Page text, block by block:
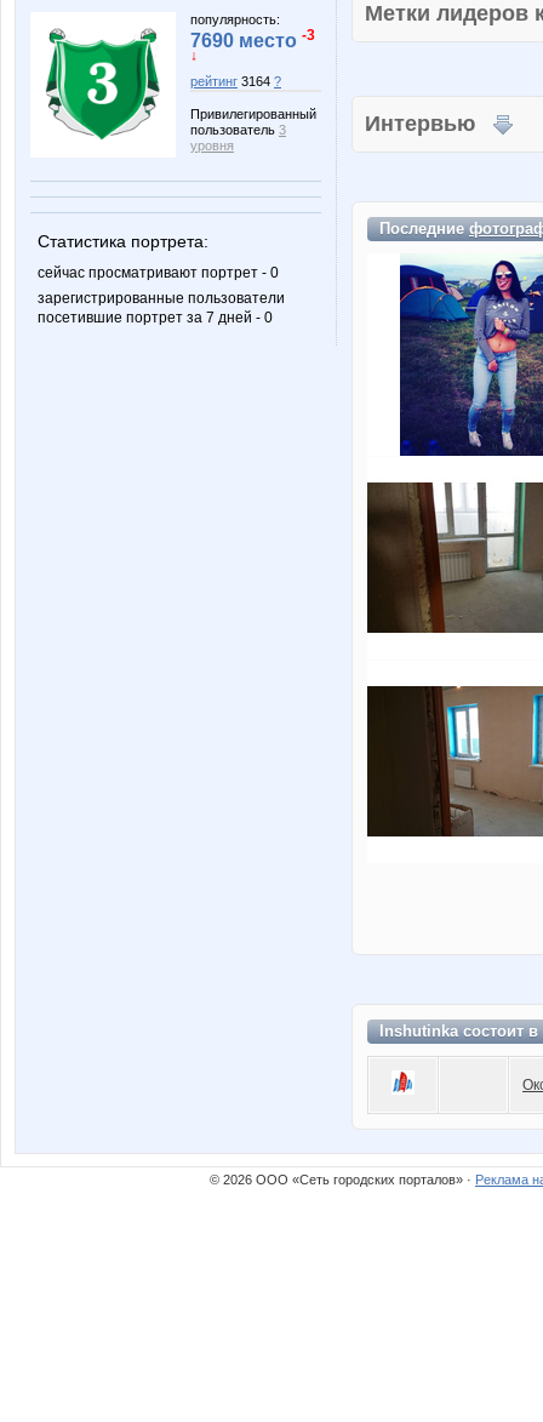
популярность:
7690 место -3
↓
рейтинг 3164 ?
Привилегированный
пользователь 3
уровня
Статистика портрета:
сейчас просматривают портрет - 0
зарегистрированные пользователи
посетившие портрет за 7 дней - 0
Метки
Интервью
Последние
Inshutinka состоит в
© 2026 ООО «Сеть городских порталов» · Реклама